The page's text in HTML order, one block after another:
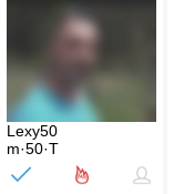
Lexy50
m·50·T